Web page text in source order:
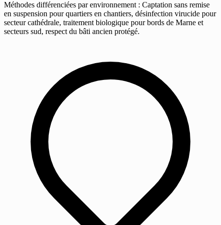
Méthodes différenciées par environnement : Captation sans remise
en suspension pour quartiers en chantiers, désinfection virucide pour
secteur cathédrale, traitement biologique pour bords de Marne et
secteurs sud, respect du bâti ancien protégé.